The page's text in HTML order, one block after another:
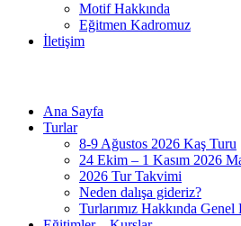
Motif Hakkında
Eğitmen Kadromuz
İletişim
Ana Sayfa
Turlar
8-9 Ağustos 2026 Kaş Turu
24 Ekim – 1 Kasım 2026
2026 Tur Takvimi
Neden dalışa gideriz?
Turlarımız Hakkında